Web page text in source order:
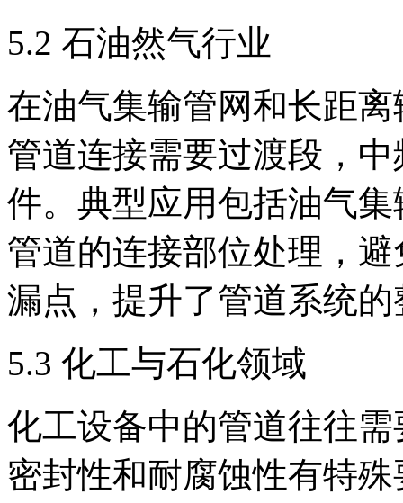
5.2 石油然气行业
在油气集输管网和长距
管道连接需要过渡段，
件。典型应用包括油气
管道的连接部位处理，
漏点，提升了管道系统
5.3 化工与石化领域
化工设备中的管道往往
密封性和耐腐蚀性有特